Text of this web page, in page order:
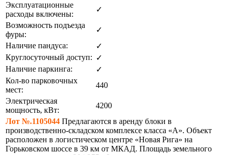
Эксплуатационные
расходы включены:
✓
Возможность подъезда
фуры:
✓
Наличие пандуса:
✓
Круглосуточный доступ: ✓
Наличие паркинга:
✓
Кол-во парковочных
мест:
440
Электрическая
мощность, кВт:
4200
Лот №.1105044 Предлагаются в аренду блоки в
производственно-складском комплексе класса «А». Объект
расположен в логистическом центре «Новая Рига» на
Горьковском шоссе в 39 км от МКАД. Площадь земельного